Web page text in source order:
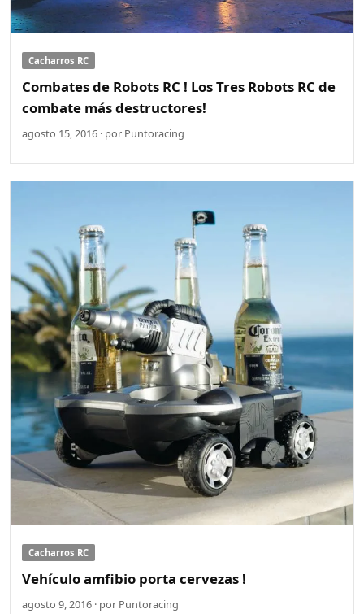
Cacharros RC
Combates de Robots RC ! Los Tres Robots RC de
combate más destructores!
agosto 15, 2016 · por Puntoracing
Cacharros RC
Vehículo amfibio porta cervezas !
agosto 9, 2016 · por Puntoracing